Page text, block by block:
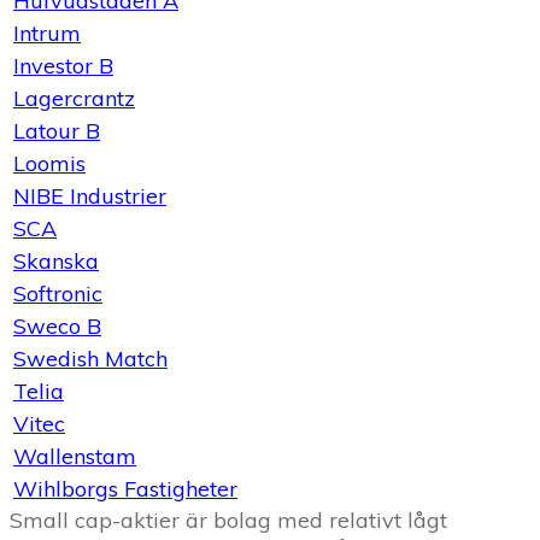
Intrum
Investor B
Lagercrantz
Latour B
Loomis
NIBE Industrier
SCA
Skanska
Softronic
Sweco B
Swedish Match
Telia
Vitec
Wallenstam
Wihlborgs Fastigheter
Small cap-aktier är bolag med relativt lågt